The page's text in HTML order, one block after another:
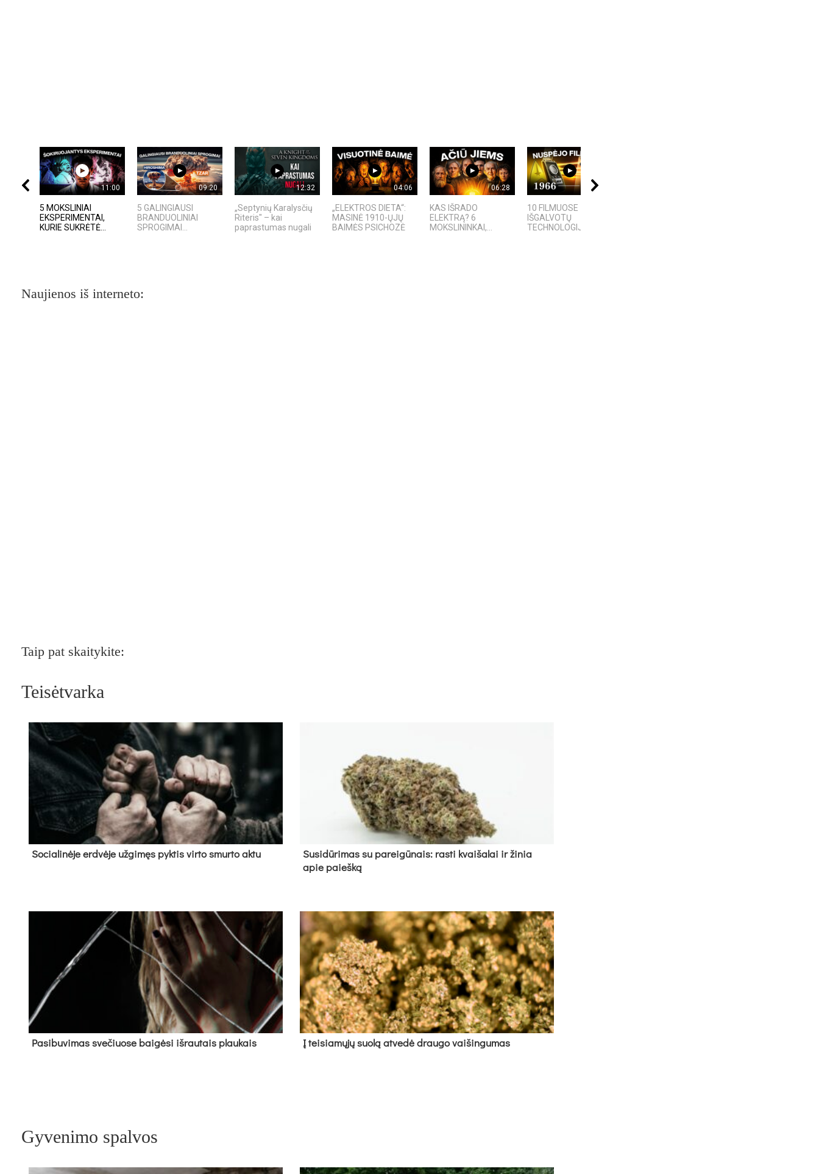
11:00
5 MOKSLINIAI
EKSPERIMENTAI,
KURIE SUKRĖTĖ...
09:20
5 GALINGIAUSI
BRANDUOLINIAI
SPROGIMAI...
12:32
„Septynių Karalysčių
Riteris" – kai
paprastumas nugali
04:06
„ELEKTROS DIETA“:
MASINĖ 1910-ŲJŲ
BAIMĖS PSICHOZĖ
06:28
KAS IŠRADO
ELEKTRĄ? 6
MOKSLININKAI,...
09:20
10 FILMUOSE
IŠGALVOTŲ
TECHNOLOGIJŲ,...
Naujienos iš interneto:
Taip pat skaitykite:
Teisėtvarka
So­cia­li­nė­je erd­vė­je už­gi­męs pyk­tis vir­to smur­to ak­tu
Su­si­dū­ri­mas su pa­rei­gū­nais: ras­ti kvai­ša­lai ir ži­nia
apie paieš­ką
Pa­si­bu­vi­mas sve­čiuo­se bai­gė­si iš­rau­tais plau­kais Į tei­sia­mų­jų suo­lą at­ve­dė drau­go vai­šin­gu­mas
Gyvenimo spalvos